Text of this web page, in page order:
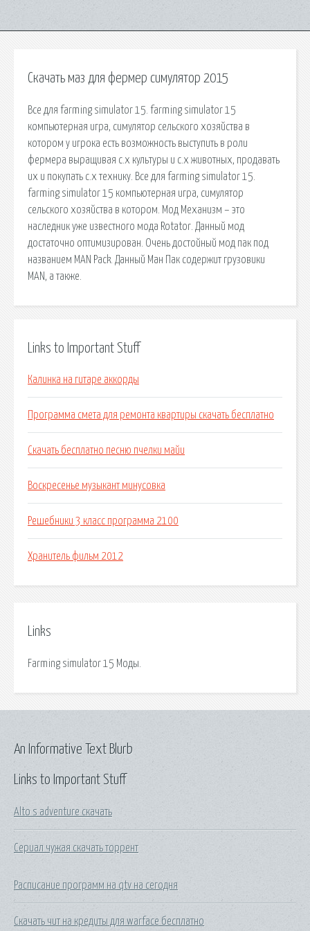
Скачать маз для фермер симулятор 2015
Все для farming simulator 15. farming simulator 15
компьютерная игра, симулятор сельского хозяйства в
котором у игрока есть возможность выступить в роли
фермера выращивая с.х культуры и с.х животных, продавать
их и покупать с.х технику. Все для farming simulator 15.
farming simulator 15 компьютерная игра, симулятор
сельского хозяйства в котором. Мод Механизм – это
наследник уже известного мода Rotator. Данный мод
достаточно оптимизирован. Очень достойный мод пак под
названием MAN Pack. Данный Ман Пак содержит грузовики
MAN, а также.
Links to Important Stuff
Калинка на гитаре аккорды
Программа смета для ремонта квартиры скачать бесплатно
Скачать бесплатно песню пчелки майи
Воскресенье музыкант минусовка
Решебники 3 класс программа 2100
Хранитель фильм 2012
Links
Farming simulator 15 Моды.
Links to Important Stuff
Alto s adventure скачать
Сериал чужая скачать торрент
Расписание программ на qtv на сегодня
Скачать чит на кредиты для warface бесплатно
An Informative Text Blurb